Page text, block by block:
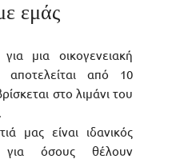
εμάς
μια οικογενειακή
από 10
στο λιμάνι του
μας είναι ιδανικός
για όσους θέλουν